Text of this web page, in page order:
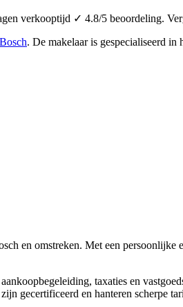
verkooptijd ✓ 4.8/5 beoordeling.
. De makelaar is gespecialiseerd in
en omstreken. Met een
taxaties en
gecertificeerd en hanteren scherpe